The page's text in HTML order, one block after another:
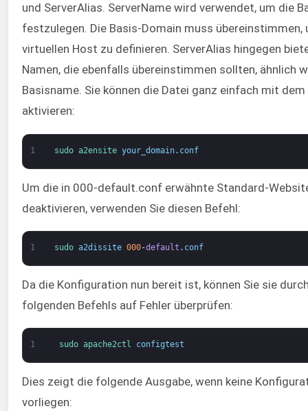
und ServerAlias. ServerName wird verwendet, um die
festzulegen. Die Basis-Domain muss übereinstimmen,
virtuellen Host zu definieren. ServerAlias hingegen
Namen, die ebenfalls übereinstimmen sollten, ähnlich
Basisname. Sie können die Datei ganz einfach mit
aktivieren:
1 sudo a2ensite your_domain. conf
Um die in 000-default.conf erwähnte Standard-
deaktivieren, verwenden Sie diesen Befehl:
1 sudo a2dissite 000-default . conf
Da die Konfiguration nun bereit ist, können Sie sie
folgenden Befehls auf Fehler überprüfen:
1 sudo apache2ctl configtest
Dies zeigt die folgende Ausgabe, wenn keine
vorliegen: